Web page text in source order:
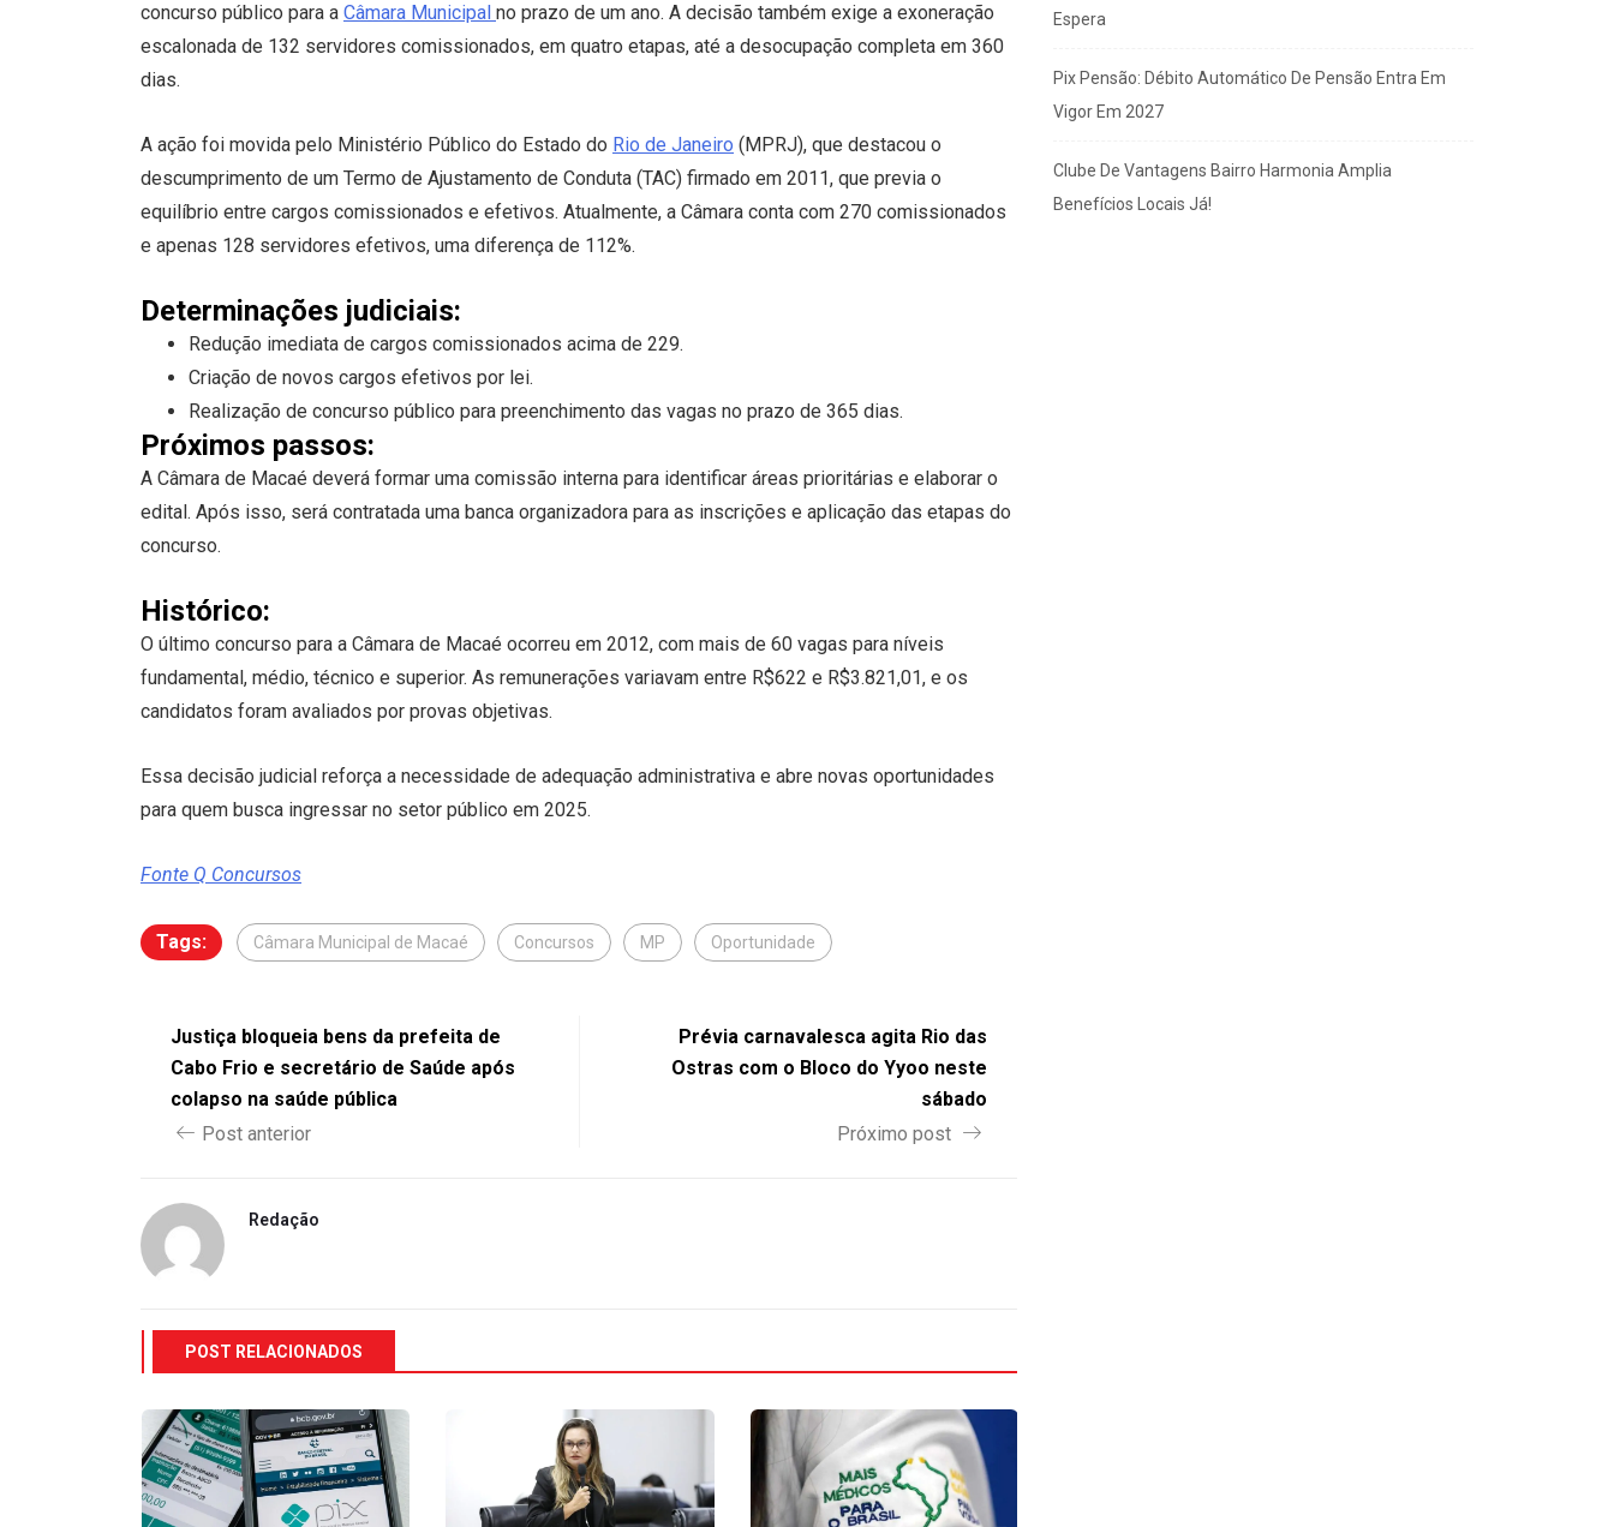
concurso público para a Câmara Municipal no prazo de um ano. A decisão também exige a exoneração
escalonada de 132 servidores comissionados, em quatro etapas, até a desocupação completa em 360
dias.
A ação foi movida pelo Ministério Público do Estado do Rio de Janeiro (MPRJ), que destacou o
descumprimento de um Termo de Ajustamento de Conduta (TAC) firmado em 2011, que previa o
equilíbrio entre cargos comissionados e efetivos. Atualmente, a Câmara conta com 270 comissionados
e apenas 128 servidores efetivos, uma diferença de 112%.
Determinações judiciais:
Redução imediata de cargos comissionados acima de 229.
Criação de novos cargos efetivos por lei.
Realização de concurso público para preenchimento das vagas no prazo de 365 dias.
Próximos passos:
A Câmara de Macaé deverá formar uma comissão interna para identificar áreas prioritárias e elaborar o
edital. Após isso, será contratada uma banca organizadora para as inscrições e aplicação das etapas do
concurso.
Histórico:
O último concurso para a Câmara de Macaé ocorreu em 2012, com mais de 60 vagas para níveis
fundamental, médio, técnico e superior. As remunerações variavam entre R$622 e R$3.821,01, e os
candidatos foram avaliados por provas objetivas.
Essa decisão judicial reforça a necessidade de adequação administrativa e abre novas oportunidades
para quem busca ingressar no setor público em 2025.
Fonte Q Concursos
Tags: Câmara Municipal de Macaé Concursos MP Oportunidade
Justiça bloqueia bens da prefeita de
Cabo Frio e secretário de Saúde após
colapso na saúde pública
Post anterior
Prévia carnavalesca agita Rio das
Ostras com o Bloco do Yyoo neste
sábado
Próximo post
Redação
POST RELACIONADOS
Espera
Pix Pensão: Débito Automático De Pensão Entra Em
Vigor Em 2027
Clube De Vantagens Bairro Harmonia Amplia
Benefícios Locais Já!